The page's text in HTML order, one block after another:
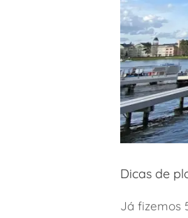
Dicas de
Já fizemos